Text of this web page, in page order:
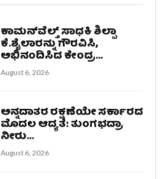
ಕಾಮನ್‌ವೆಲ್ತ್ ಸಾಧಕಿ ಶಿಲ್ಪಾ
ಕೆ.ಶೈಲಾರನ್ನು ಗೌರವಿಸಿ,
ಅಭಿನಂದಿಸಿದ ಕೇಂದ್ರ...
August 6, 2026
ಅನ್ನದಾತರ ರಕ್ಷಣೆಯೇ ಸರ್ಕಾರದ
ಮೊದಲ ಆದ್ಯತೆ: ತುಂಗಭದ್ರಾ
ನೀರು...
August 6, 2026